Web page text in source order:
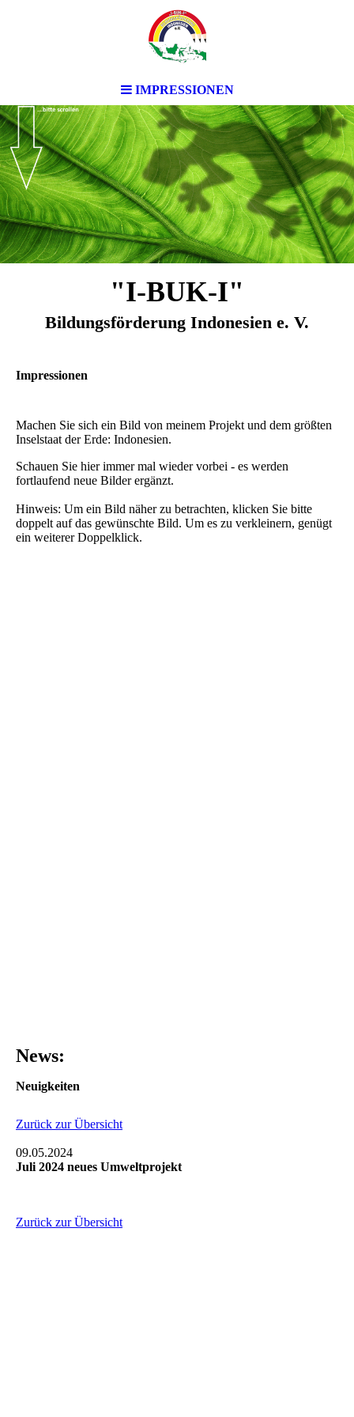
IMPRESSIONEN
"I-BUK-I"
Bildungsförderung Indonesien e. V.
Impressionen
Machen Sie sich ein Bild von meinem Projekt und dem größten
Inselstaat der Erde: Indonesien.
Schauen Sie hier immer mal wieder vorbei - es werden
fortlaufend neue Bilder ergänzt.
Hinweis: Um ein Bild näher zu betrachten, klicken Sie bitte
doppelt auf das gewünschte Bild. Um es zu verkleinern, genügt
ein weiterer Doppelklick.
News:
Neuigkeiten
Zurück zur Übersicht
09.05.2024
Juli 2024 neues Umweltprojekt
Zurück zur Übersicht